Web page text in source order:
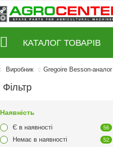
КАТАЛОГ ТОВАРІВ
Виробник Gregoire Besson-аналог
Фільтр
Наявність
Є в наявності 56
Немає в наявності 52